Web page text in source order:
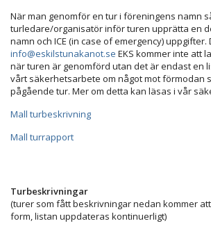
När man genomför en tur i föreningens namn
turledare/organisatör inför turen upprätta en
namn och ICE (in case of emergency) uppgifter.
info@eskilstunakanot.se EKS kommer inte att
när turen är genomförd utan det är endast en
vårt säkerhetsarbete om något mot förmodan
pågående tur. Mer om detta kan läsas i vår
Mall turbeskrivning
Mall turrapport
Turbeskrivningar
(turer som fått beskrivningar nedan kommer
form, listan uppdateras kontinuerligt)